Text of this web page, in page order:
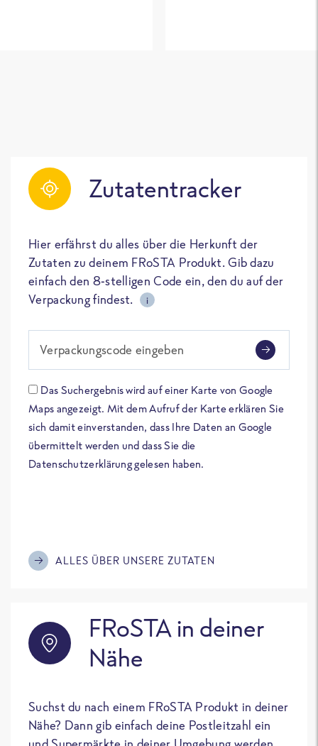
Zutatentracker
Hier erfährst du alles über die Herkunft der
Zutaten zu deinem FRoSTA Produkt. Gib dazu
einfach den 8-stelligen Code ein, den du auf der
Verpackung findest.
i
Verpackungscode eingeben
Das Suchergebnis wird auf einer Karte von Google
Maps angezeigt. Mit dem Aufruf der Karte erklären Sie
sich damit einverstanden, dass Ihre Daten an Google
übermittelt werden und dass Sie die
Datenschutzerklärung gelesen haben.
ALLES ÜBER UNSERE ZUTATEN
FRoSTA in deiner
Nähe
Suchst du nach einem FRoSTA Produkt in deiner
Nähe? Dann gib einfach deine Postleitzahl ein